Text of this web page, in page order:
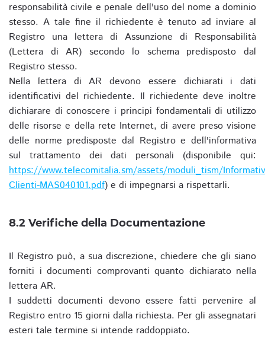
responsabilità civile e penale dell'uso del nome a dominio
stesso. A tale fine il richiedente è tenuto ad inviare al
Registro una lettera di Assunzione di Responsabilità
(Lettera di AR) secondo lo schema predisposto dal
Registro stesso.
Nella lettera di AR devono essere dichiarati i dati
identificativi del richiedente. Il richiedente deve inoltre
dichiarare di conoscere i principi fondamentali di utilizzo
delle risorse e della rete Internet, di avere preso visione
delle norme predisposte dal Registro e dell'informativa
sul trattamento dei dati personali (disponibile qui:
https://www.telecomitalia.sm/assets/moduli_tism/
Clienti-MAS040101.pdf) e di impegnarsi a rispettarli.
8.2 Verifiche della Documentazione
Il Registro può, a sua discrezione, chiedere che gli siano
forniti i documenti comprovanti quanto dichiarato nella
lettera AR.
I suddetti documenti devono essere fatti pervenire al
Registro entro 15 giorni dalla richiesta. Per gli assegnatari
esteri tale termine si intende raddoppiato.